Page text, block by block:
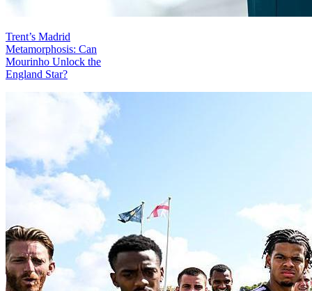
Trent’s Madrid
Metamorphosis: Can
Mourinho Unlock the
England Star?